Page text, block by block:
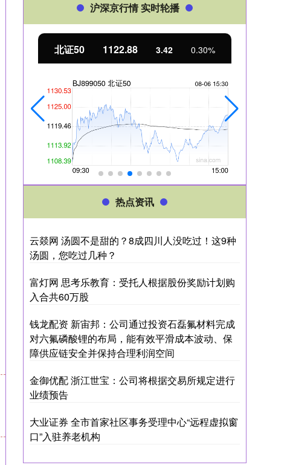
沪深京行情 实时轮播
北证50 1122.88 3.42 0.30%
热点资讯
云燚网 汤圆不是甜的？8成四川人没吃过！这9种
汤圆，您吃过几种？
富灯网 思考乐教育：受托人根据股份奖励计划购
入合共60万股
钱龙配资 新宙邦：公司通过投资石磊氟材料完成
对六氟磷酸锂的布局，能有效平滑成本波动、保
障供应链安全并保持合理利润空间
金御优配 浙江世宝：公司将根据交易所规定进行
业绩预告
大业证券 全市首家社区事务受理中心“远程虚拟窗
口”入驻养老机构